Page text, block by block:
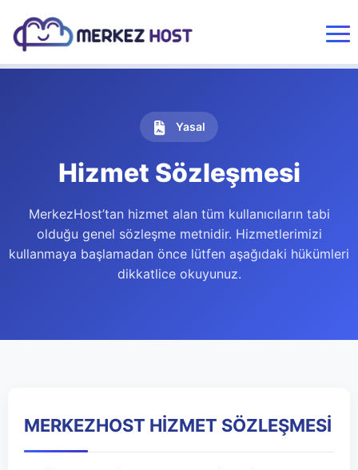
Yasal
Hizmet Sözleşmesi
MerkezHost’tan hizmet alan tüm kullanıcıların tabi
olduğu genel sözleşme metnidir. Hizmetlerimizi
kullanmaya başlamadan önce lütfen aşağıdaki hükümleri
dikkatlice okuyunuz.
MERKEZHOST HİZMET SÖZLEŞMESİ